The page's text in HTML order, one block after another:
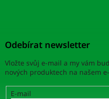
Odebírat newsletter
Vložte svůj e-mail a my vám
nových produktech na našem
E-mail